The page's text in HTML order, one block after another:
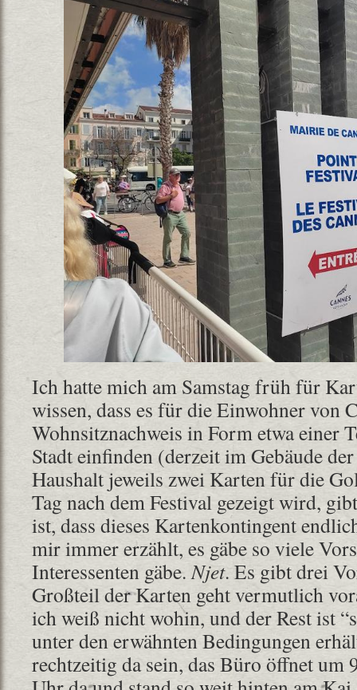
Ich hatte mich am Samstag früh für
wissen, dass es für die Einwohner von
Wohnsitznachweis in Form etwa einer
Stadt einfinden (derzeit im Gebäude
Haushalt jeweils zwei Karten für die
Tag nach dem Festival gezeigt wird,
ist, dass dieses Kartenkontingent
mir immer erzählt, es gäbe so viele
Interessenten gäbe.Njet. Es gibt drei
Großteil der Karten geht vermutlich
ich weiß nicht wohin, und der Rest ist
unter den erwähnten Bedingungen
rechtzeitig da sein, das Büro öffnet um